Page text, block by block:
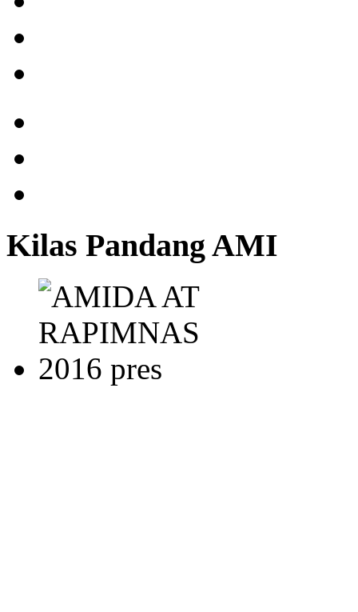
Kilas Pandang AMI